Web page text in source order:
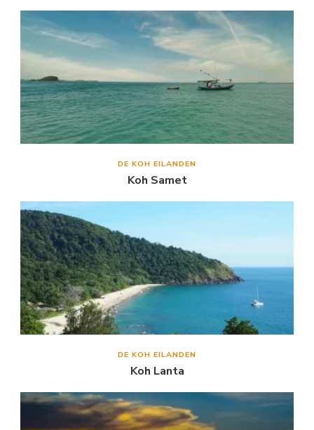
DE KOH EILANDEN
Koh Samet
DE KOH EILANDEN
Koh Lanta